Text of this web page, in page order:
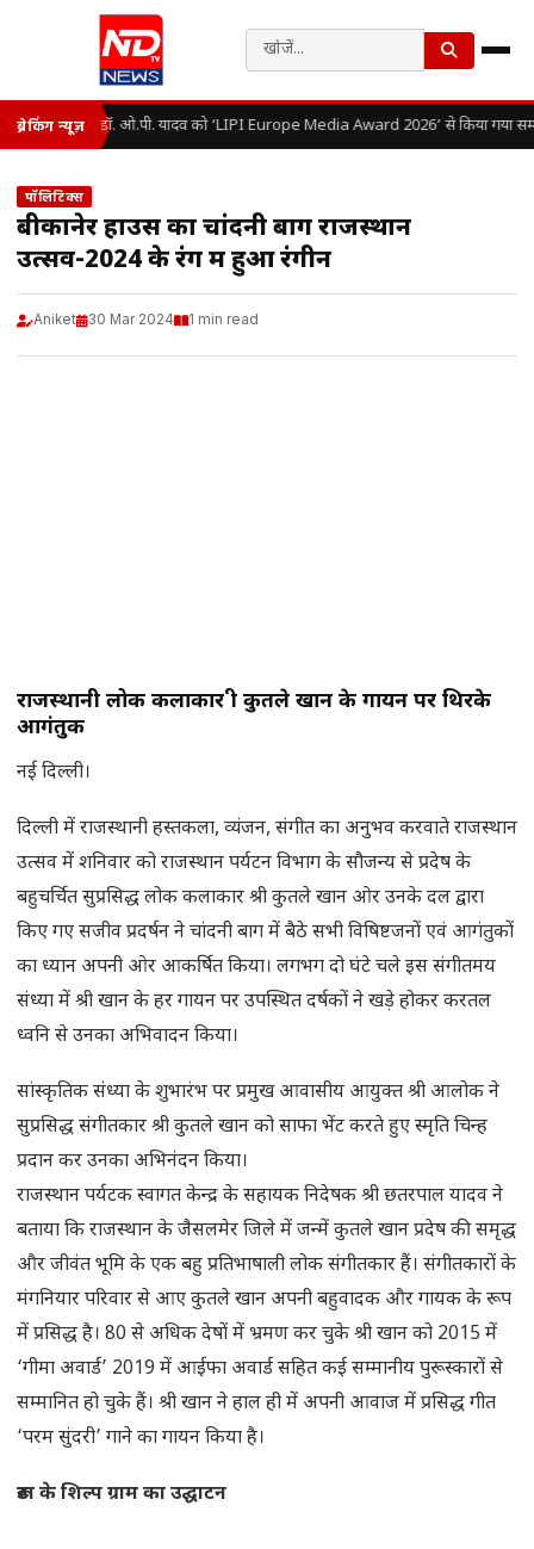
ब्रेकिंग न्यूज़ डॉ. ओ.पी. यादव को ‘LIPI Europe Media Award 2026’ से किया गया
पॉलिटिक्स
बीकानेर हाउस का चांदनी बाग राजस्थान
उत्सव-2024 के रंग में हुआ रंगीन
Aniket 30 Mar 2024 1 min read
राजस्थानी लोक कलाकार श्री कुतले खान के गायन पर थिरके
आगंतुक
नई दिल्ली।
दिल्ली में राजस्थानी हस्तकला, व्यंजन, संगीत का अनुभव करवाते राजस्थान
उत्सव में शनिवार को राजस्थान पर्यटन विभाग के सौजन्य से प्रदेष के
बहुचर्चित सुप्रसिद्ध लोक कलाकार श्री कुतले खान ओर उनके दल द्वारा
किए गए सजीव प्रदर्षन ने चांदनी बाग में बैठे सभी विषिष्टजनों एवं आगंतुकों
का ध्यान अपनी ओर आकर्षित किया। लगभग दो घंटे चले इस संगीतमय
संध्या में श्री खान के हर गायन पर उपस्थित दर्षकों ने खड़े होकर करतल
ध्वनि से उनका अभिवादन किया।
सांस्कृतिक संध्या के शुभारंभ पर प्रमुख आवासीय आयुक्त श्री आलोक ने
सुप्रसिद्ध संगीतकार श्री कुतले खान को साफा भेंट करते हुए स्मृति चिन्ह
प्रदान कर उनका अभिनंदन किया।
राजस्थान पर्यटक स्वागत केन्द्र के सहायक निदेषक श्री छतरपाल यादव ने
बताया कि राजस्थान के जैसलमेर जिले में जन्में कुतले खान प्रदेष की समृद्ध
और जीवंत भूमि के एक बहु प्रतिभाषाली लोक संगीतकार हैं। संगीतकारों के
मंगनियार परिवार से आए कुतले खान अपनी बहुवादक और गायक के रूप
में प्रसिद्ध है। 80 से अधिक देषों में भ्रमण कर चुके श्री खान को 2015 में
‘गीमा अवार्ड’ 2019 में आईफा अवार्ड सहित कई सम्मानीय पुरूस्कारों से
सम्मानित हो चुके हैं। श्री खान ने हाल ही में अपनी आवाज में प्रसिद्ध गीत
‘परम सुंदरी’ गाने का गायन किया है।
रूडा के शिल्प ग्राम का उद्घाटन